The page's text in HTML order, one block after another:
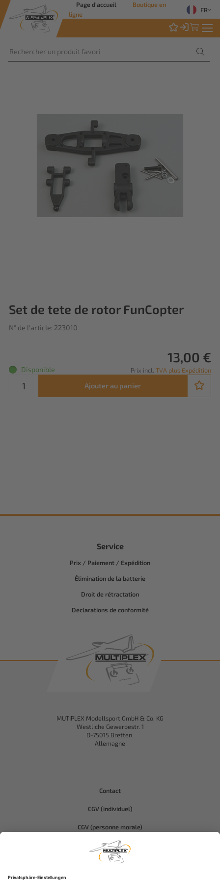
Page d'accueil
Boutique en
ligne
FR
Set de tete de rotor FunCopter
N° de l'article: 223010
13,00 €
Prix incl. TVA plus Expédition
Disponible
Ajouter au panier
Service
Prix / Paiement / Expédition
Élimination de la batterie
Droit de rétractation
Declarations de conformité
MUTIPLEX Modellsport GmbH & Co. KG
Westliche Gewerbestr. 1
D-75015 Bretten
Allemagne
Contact
CGV (individuel)
CGV (personne morale)
Protection des données
Compliance-Hitec